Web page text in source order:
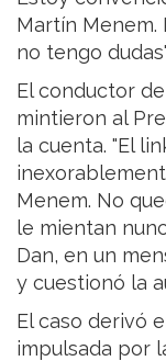
Martín
no tengo
El conductor
mintieron al
la cuenta. "El
Menem. No
le mientan
Dan, en un
y cuestionó la
El caso derivó
impulsada por